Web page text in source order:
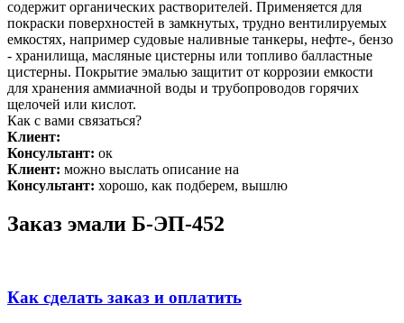
содержит органических растворителей. Применяется для
покраски поверхностей в замкнутых, трудно вентилируемых
емкостях, например судовые наливные танкеры, нефте-, бензо
- хранилища, масляные цистерны или топливо балластные
цистерны. Покрытие эмалью защитит от коррозии емкости
для хранения аммиачной воды и трубопроводов горячих
щелочей или кислот.
Как с вами связаться?
Клиент:
Консультант: ок
Клиент: можно выслать описание на
Консультант: хорошо, как подберем, вышлю
Заказ эмали Б-ЭП-452
Как сделать заказ и оплатить